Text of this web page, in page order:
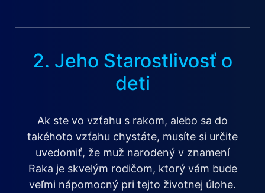
2. Jeho Starostlivosť o
deti
Ak ste vo vzťahu s rakom, alebo sa do
takéhoto vzťahu chystáte, musíte si určite
uvedomiť, že muž narodený v znamení
Raka je skvelým rodičom, ktorý vám bude
veľmi nápomocný pri tejto životnej úlohe.